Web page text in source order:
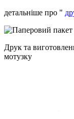
детальніше про "
Друк та
мотузку